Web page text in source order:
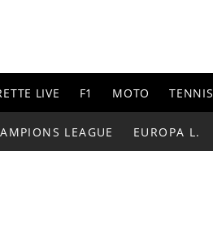
LIVE F1 MOTO TENNIS
LEAGUE EUROPA L.